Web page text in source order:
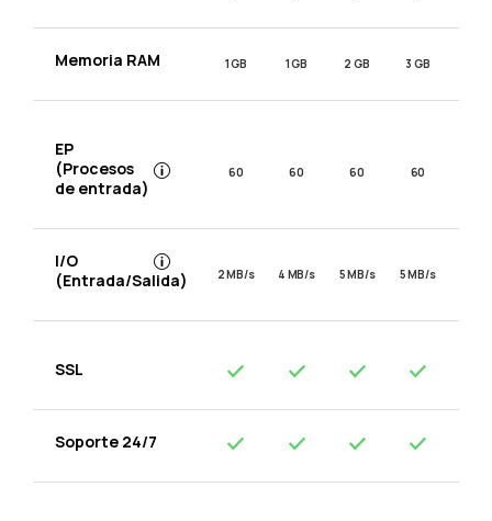
Memoria RAM 1 GB 1 GB 2 GB 3 GB
EP
(Procesos
de entrada)
60 60 60 60
I/O
(Entrada/Salida)
2 MB/s 4 MB/s 5 MB/s 5 MB/s
SSL
Soporte 24/7